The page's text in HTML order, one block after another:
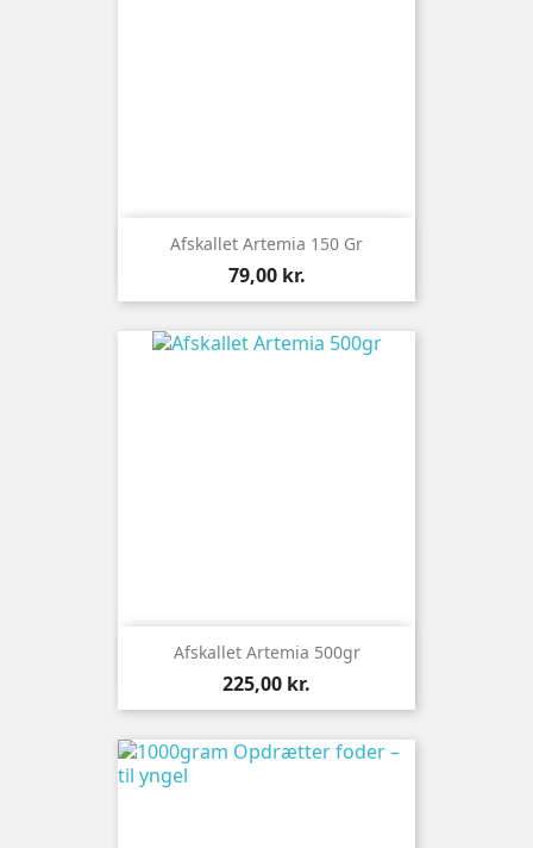
Afskallet Artemia 150 Gr
Pris
79,00 kr.
Afskallet Artemia 500gr
Pris
225,00 kr.